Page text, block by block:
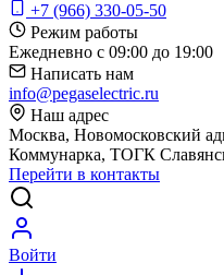
+7 (966) 330-05-50
Режим работы
Ежедневно с 09:00 до 19:00
Написать нам
info@pegaselectric.ru
Наш адрес
Москва, Новомосковский
Коммунарка, ТОГК
Перейти в контакты
Войти